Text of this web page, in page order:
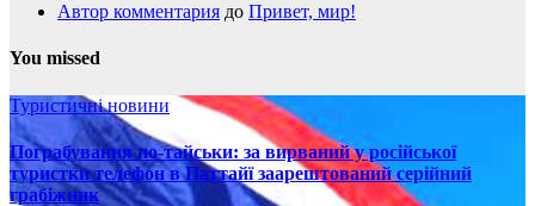
Автор комментария до Привет, мир!
You missed
Туристичні новини
Пограбування по-тайськи: за вирваний у російської
туристки телефон в Паттайї заарештований серійний
грабіжник